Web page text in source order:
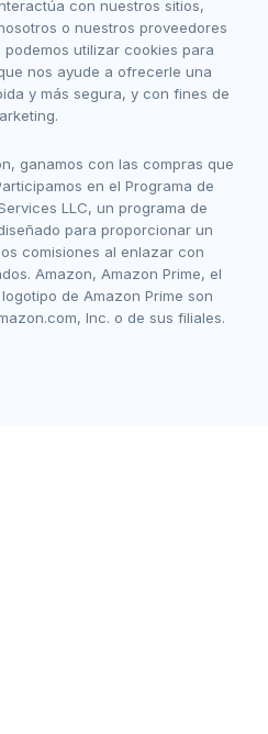
con nuestros sitios,
o nuestros proveedores
utilizar cookies para
nos ayude a ofrecerle una
y más segura, y con fines de
ganamos con las compras que
en el Programa de
LLC, un programa de
para proporcionar un
comisiones al enlazar con
Amazon, Amazon Prime, el
de Amazon Prime son
Inc. o de sus filiales.